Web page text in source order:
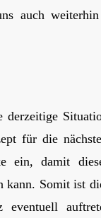
auch
derzeitige
für die
ein, damit
kann. Somit ist